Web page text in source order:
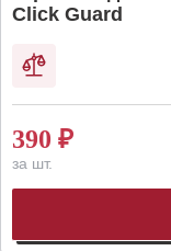
Click Guard
390 ₽
за шт.